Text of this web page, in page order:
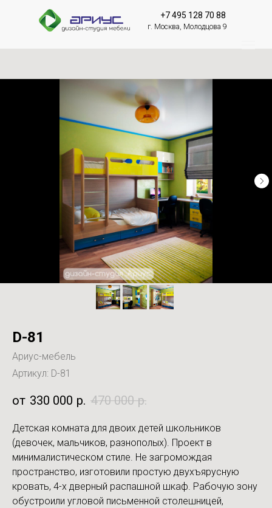
+7 495 128 70 88
г. Москва, Молодцова 9
D-81
Ариус-мебель
Артикул: D-81
330 000 р. 470 000 р.
Детская комната для двоих детей школьников
(девочек, мальчиков, разнополых). Проект в
минималистическом стиле. Не загромождая
пространство, изготовили простую двухъярусную
кровать, 4-х дверный распашной шкаф. Рабочую зону
обустроили угловой письменной столешницей,